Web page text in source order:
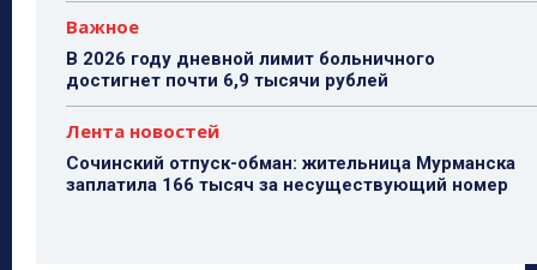
Важное
В 2026 году дневной лимит больничного
достигнет почти 6,9 тысячи рублей
Лента новостей
Сочинский отпуск-обман: жительница Мурманска
заплатила 166 тысяч за несуществующий номер